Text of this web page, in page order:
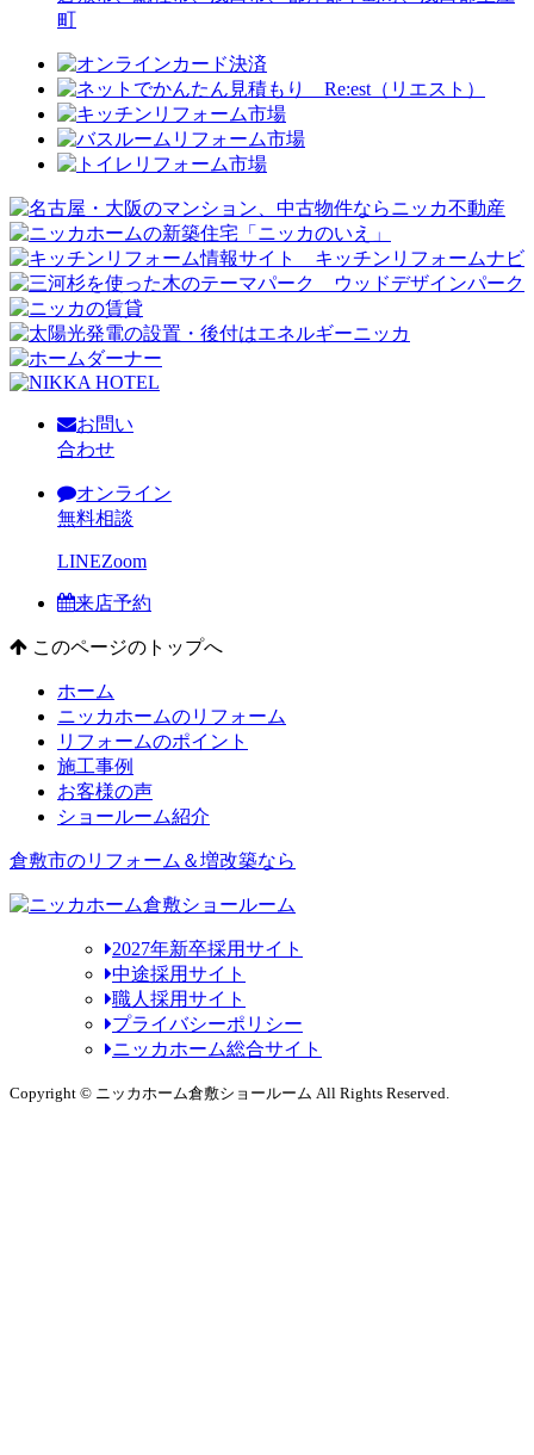
町
お問い
合わせ
オンライン
無料相談
LINEZoom
来店予約
このページのトップへ
ホーム
ニッカホームのリフォーム
リフォームのポイント
施工事例
お客様の声
ショールーム紹介
倉敷市のリフォーム＆増改築なら
2027年新卒採用サイト
中途採用サイト
職人採用サイト
プライバシーポリシー
ニッカホーム総合サイト
Copyright © ニッカホーム倉敷ショールーム All Rights Reserved.